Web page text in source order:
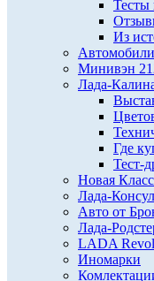
Тесты
Из
Минивэн
Лада-
Где
Тест-
Новая
Лада-
Авто от
Лада-
LADA
Иномарки